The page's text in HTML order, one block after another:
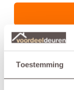
Toestemming
Hoe bepaal ik de
Breedte van een
je bepalen op
meet de breedte in